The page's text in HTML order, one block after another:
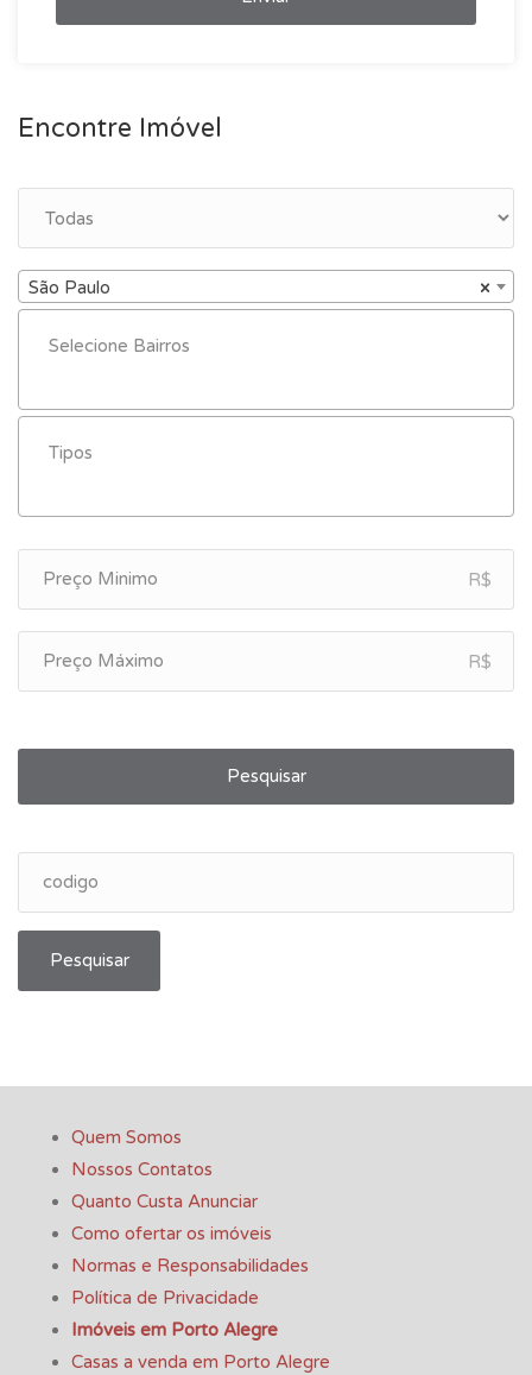
Encontre Imóvel
×
São Paulo
R$
R$
Pesquisar
Pesquisar
Quem Somos
Nossos Contatos
Quanto Custa Anunciar
Como ofertar os imóveis
Normas e Responsabilidades
Política de Privacidade
Imóveis em Porto Alegre
Casas a venda em Porto Alegre